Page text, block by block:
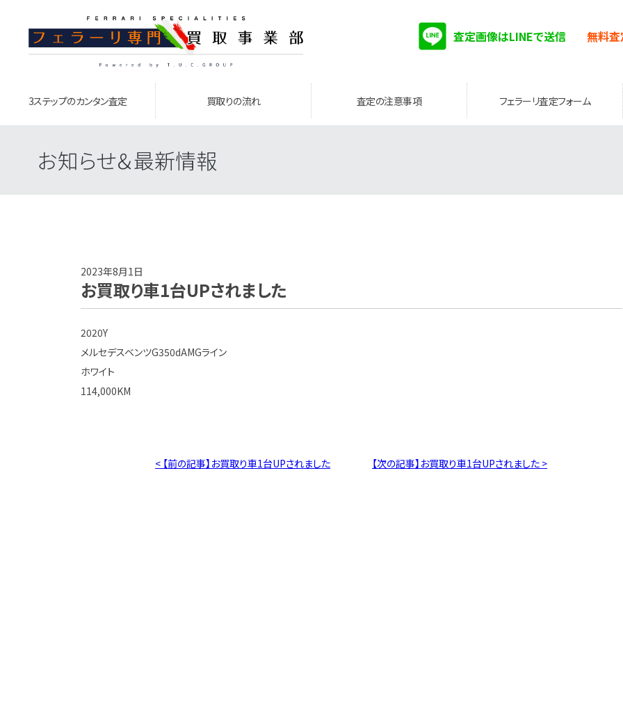
査定画像はLINEで送信 無料査
3ステップのカンタン査定 買取りの流れ 査定の注意事項 フェラーリ査定フォーム
お知らせ＆最新情報
2023年8月1日
お買取り車1台UPされました
2020Y
メルセデスベンツG350dAMGライン
ホワイト
114,000KM
< 【前の記事】お買取り車1台UPされました 【次の記事】お買取り車1台UPされました >